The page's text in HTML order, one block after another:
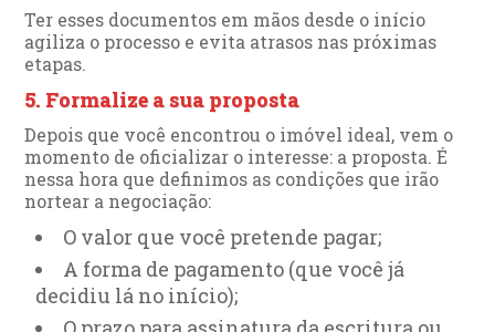
Ter esses documentos em mãos desde o início
agiliza o processo e evita atrasos nas próximas
etapas.
5. Formalize a sua proposta
Depois que você encontrou o imóvel ideal, vem o
momento de oficializar o interesse: a proposta. É
nessa hora que definimos as condições que irão
nortear a negociação:
O valor que você pretende pagar;
A forma de pagamento (que você já
decidiu lá no início);